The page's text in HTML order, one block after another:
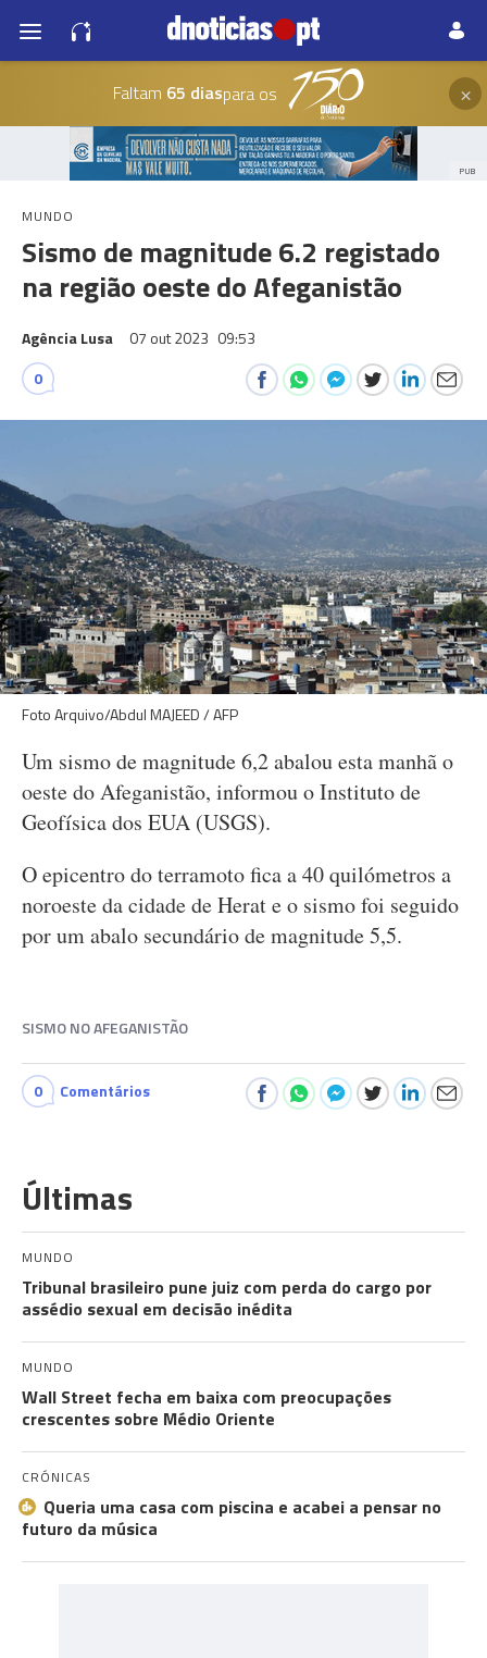
Faltam 65 diaspara os ×
PUB
MUNDO
Sismo de magnitude 6.2 registado
na região oeste do Afeganistão
Agência Lusa 07 out 2023 09:53
0
Foto Arquivo/Abdul MAJEED / AFP
Um sismo de magnitude 6,2 abalou esta manhã o
oeste do Afeganistão, informou o Instituto de
Geofísica dos EUA (USGS).
O epicentro do terramoto fica a 40 quilómetros a
noroeste da cidade de Herat e o sismo foi seguido
por um abalo secundário de magnitude 5,5.
SISMO NO AFEGANISTÃO
0 Comentários
Últimas
MUNDO
Tribunal brasileiro pune juiz com perda do cargo por
assédio sexual em decisão inédita
MUNDO
Wall Street fecha em baixa com preocupações
crescentes sobre Médio Oriente
CRÓNICAS
Queria uma casa com piscina e acabei a pensar no
futuro da música